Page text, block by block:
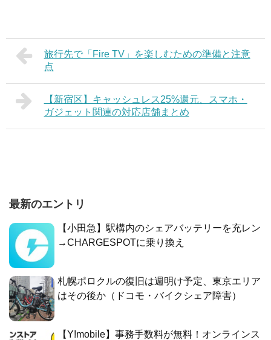
旅行先で「Fire TV」を楽しむための準備と注意
点
【新宿区】キャッシュレス25%還元、スマホ・
ガジェット関連の対応店舗まとめ
最新のエントリ
【小田急】駅構内のシェアバッテリーを充レン
→CHARGESPOTに乗り換え
札幌ポロクルの復旧は週明け予定、東京エリア
はその後か（ドコモ・バイクシェア障害）
【Y!mobile】事務手数料が無料！オンラインス